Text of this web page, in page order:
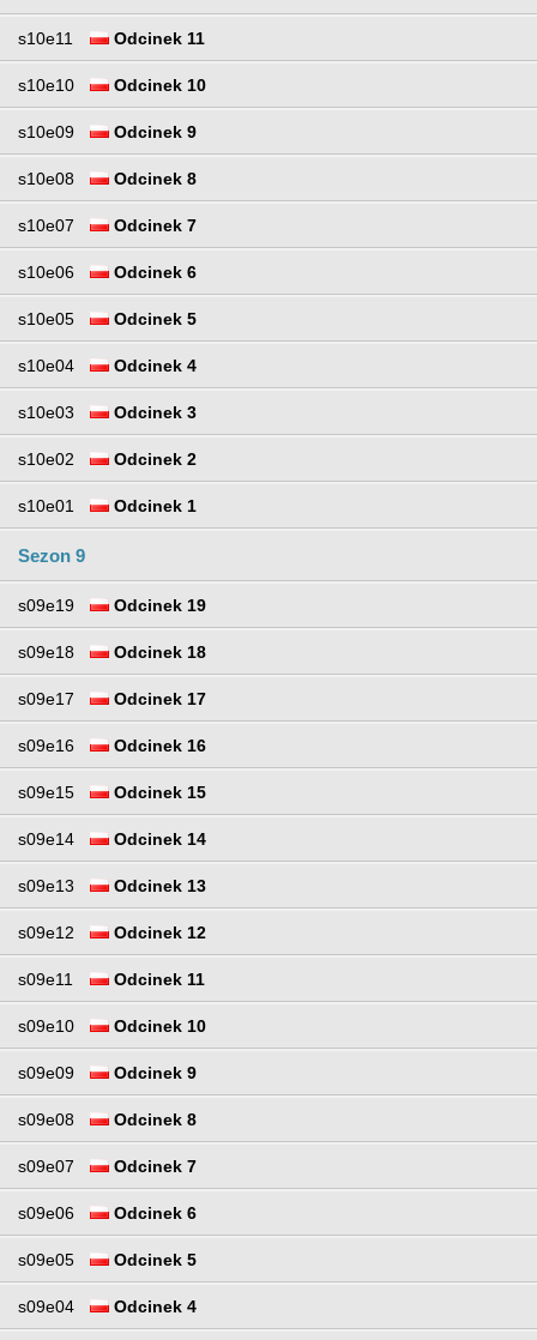
s10e11 Odcinek 11
s10e10 Odcinek 10
s10e09 Odcinek 9
s10e08 Odcinek 8
s10e07 Odcinek 7
s10e06 Odcinek 6
s10e05 Odcinek 5
s10e04 Odcinek 4
s10e03 Odcinek 3
s10e02 Odcinek 2
s10e01 Odcinek 1
Sezon 9
s09e19 Odcinek 19
s09e18 Odcinek 18
s09e17 Odcinek 17
s09e16 Odcinek 16
s09e15 Odcinek 15
s09e14 Odcinek 14
s09e13 Odcinek 13
s09e12 Odcinek 12
s09e11 Odcinek 11
s09e10 Odcinek 10
s09e09 Odcinek 9
s09e08 Odcinek 8
s09e07 Odcinek 7
s09e06 Odcinek 6
s09e05 Odcinek 5
s09e04 Odcinek 4